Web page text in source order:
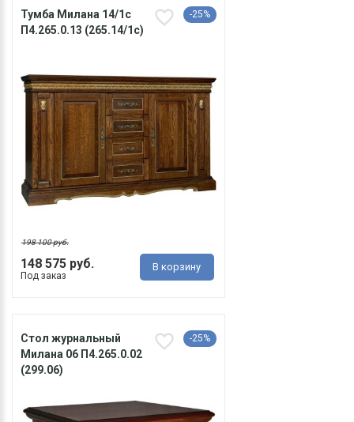
Тумба Милана 14/1с
П4.265.0.13 (265.14/1с)
-25%
148 575 руб.
198 100 руб.
Под заказ
В корзину
Стол журнальный
Милана 06 П4.265.0.02
(299.06)
-25%